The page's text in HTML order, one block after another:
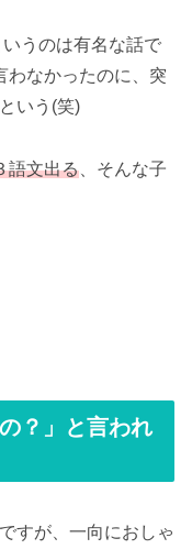
うのは有名な話で
わなかったのに、突
いう(笑)
語文出る 、そんな子
？」と言われ
すが、一向におしゃ